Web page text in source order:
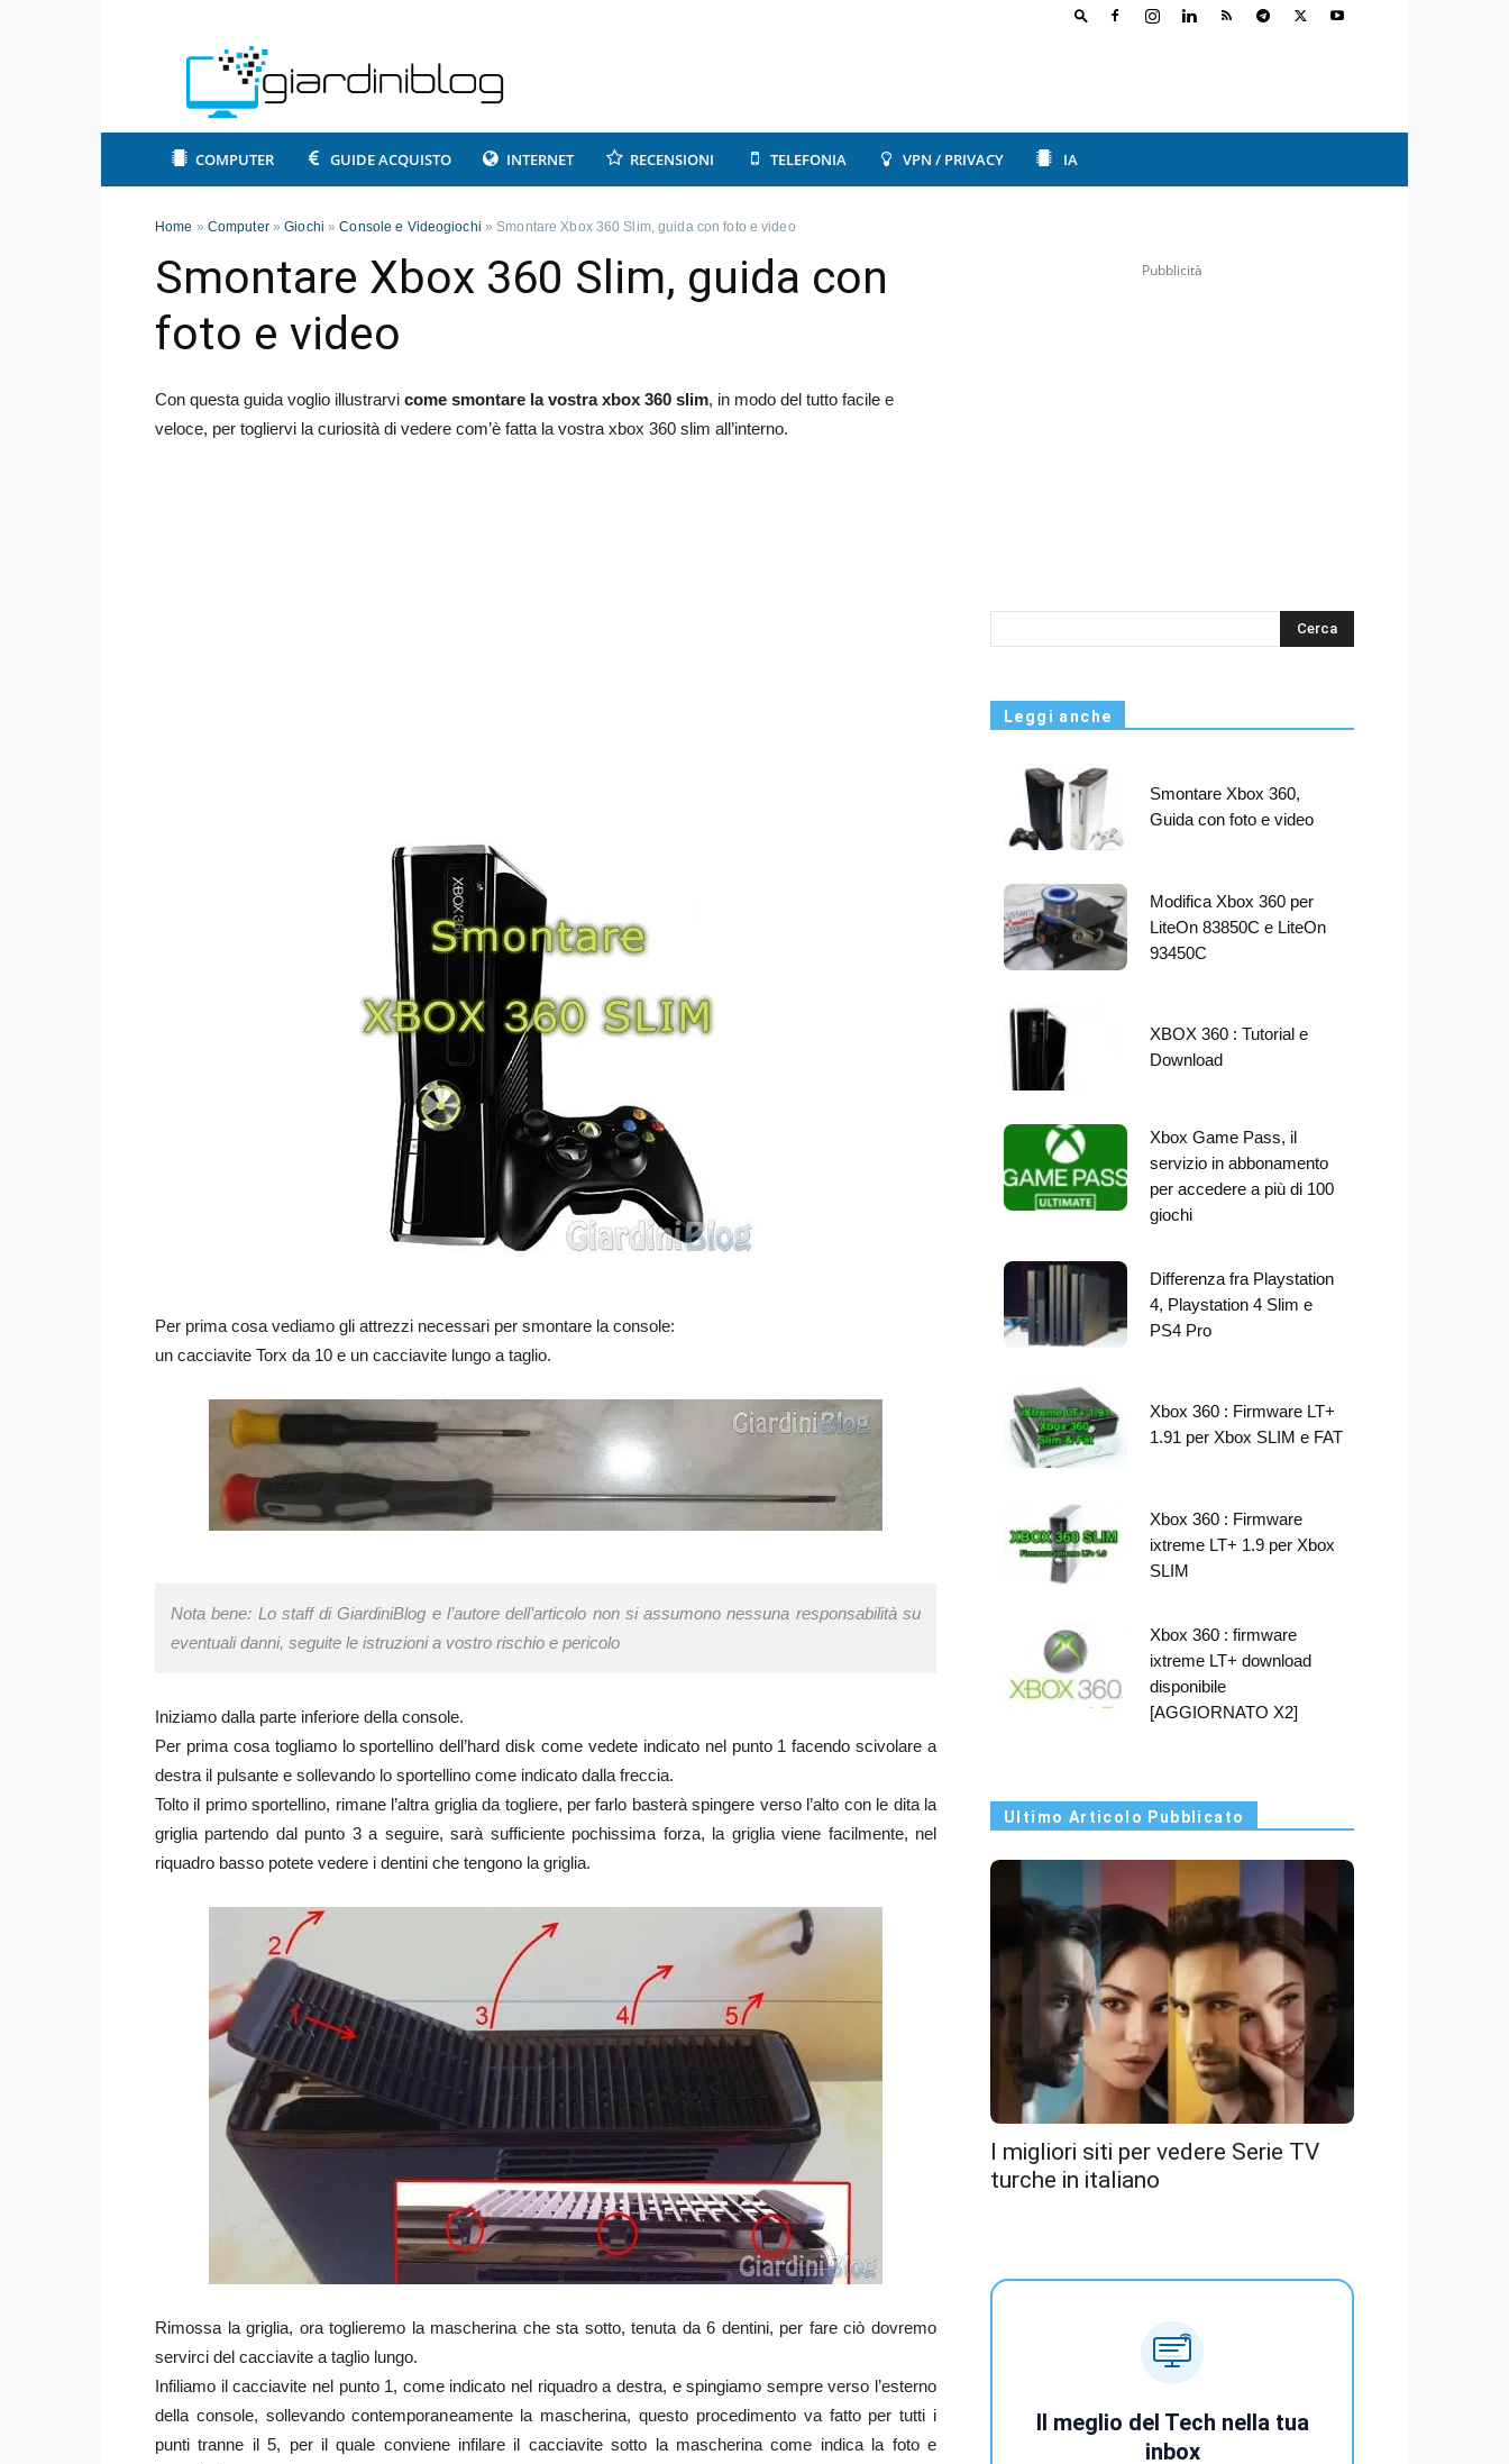
COMPUTER GUIDE ACQUISTO INTERNET RECENSIONI TELEFONIA VPN / PRIVACY IA
Home » Computer»Giochi »Console e Videogiochi »Smontare Xbox 360 Slim, guida con foto e video
Smontare Xbox 360 Slim, guida con
foto e video
Con questa guida voglio illustrarvi come smontare la vostra xbox 360 slim, in modo del tutto facile e
veloce, per togliervi la curiosità di vedere com’è fatta la vostra xbox 360 slim all’interno.
Per prima cosa vediamo gli attrezzi necessari per smontare la console:
un cacciavite Torx da 10 e un cacciavite lungo a taglio.
Nota bene: Lo staff di GiardiniBlog e l’autore dell’articolo non si assumono nessuna responsabilità su
eventuali danni, seguite le istruzioni a vostro rischio e pericolo
Iniziamo dalla parte inferiore della console.
Per prima cosa togliamo lo sportellino dell’hard disk come vedete indicato nel punto 1 facendo scivolare a
destra il pulsante e sollevando lo sportellino come indicato dalla freccia.
Tolto il primo sportellino, rimane l’altra griglia da togliere, per farlo basterà spingere verso l’alto con le dita la
griglia partendo dal punto 3 a seguire, sarà sufficiente pochissima forza, la griglia viene facilmente, nel
riquadro basso potete vedere i dentini che tengono la griglia.
Rimossa la griglia, ora toglieremo la mascherina che sta sotto, tenuta da 6 dentini, per fare ciò dovremo
servirci del cacciavite a taglio lungo.
Infiliamo il cacciavite nel punto 1, come indicato nel riquadro a destra, e spingiamo sempre verso l’esterno
della console, sollevando contemporaneamente la mascherina, questo procedimento va fatto per tutti i
punti tranne il 5, per il quale conviene infilare il cacciavite sotto la mascherina come indica la foto e
Pubblicità
s
Leggi anche
Smontare Xbox 360,
Guida con foto e video
Modifica Xbox 360 per
LiteOn 83850C e LiteOn
93450C
XBOX 360 : Tutorial e
Download
Xbox Game Pass, il
servizio in abbonamento
per accedere a più di 100
giochi
Differenza fra Playstation
4, Playstation 4 Slim e
PS4 Pro
Xbox 360 : Firmware LT+
1.91 per Xbox SLIM e FAT
Xbox 360 : Firmware
ixtreme LT+ 1.9 per Xbox
SLIM
Xbox 360 : firmware
ixtreme LT+ download
disponibile
[AGGIORNATO X2]
Ultimo Articolo Pubblicato
I migliori siti per vedere Serie TV
turche in italiano
Il meglio del Tech nella tua
inbox